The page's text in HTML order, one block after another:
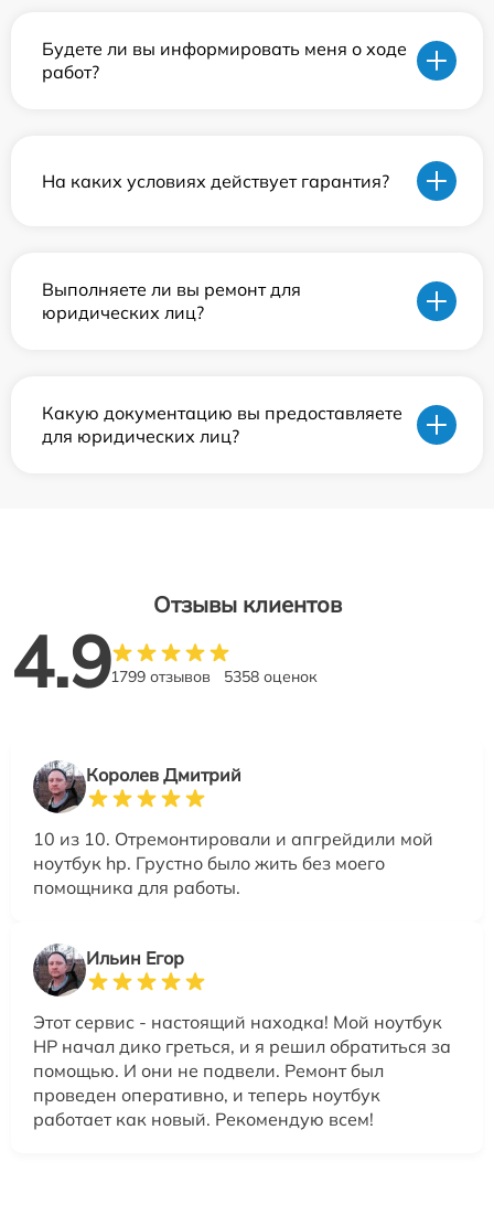
Будете ли вы информировать меня о ходе
работ?
На каких условиях действует гарантия?
Выполняете ли вы ремонт для
юридических лиц?
Какую документацию вы предоставляете
для юридических лиц?
Отзывы клиентов
4.91799 отзывов 5358 оценок
Королев Дмитрий
10 из 10. Отремонтировали и апгрейдили мой
ноутбук hp. Грустно было жить без моего
помощника для работы.
Ильин Егор
Этот сервис - настоящий находка! Мой ноутбук
HP начал дико греться, и я решил обратиться за
помощью. И они не подвели. Ремонт был
проведен оперативно, и теперь ноутбук
работает как новый. Рекомендую всем!